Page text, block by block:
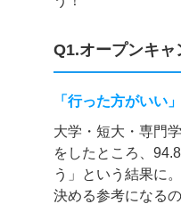
Q1.オープンキャ
「行った方がいい
大学・短大・専門
をしたところ、
う」という結果に
決める参考になる